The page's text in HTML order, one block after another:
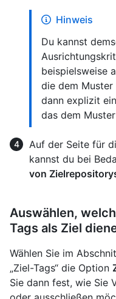
Hinweis
Du kannst
beispielsweise
die dem Muster
dann explizit
das dem Muster
Auf der Seite für
kannst du bei
von
Auswählen,
Tags als Ziel
Wählen Sie im
„Ziel-Tags“ die Option
Sie dann fest, wie Sie